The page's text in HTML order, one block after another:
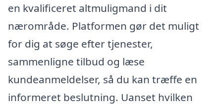
en kvalificeret altmuligmand i dit
nærområde. Platformen gør det muligt
for dig at søge efter tjenester,
sammenligne tilbud og læse
kundeanmeldelser, så du kan træffe en
informeret beslutning. Uanset hvilken